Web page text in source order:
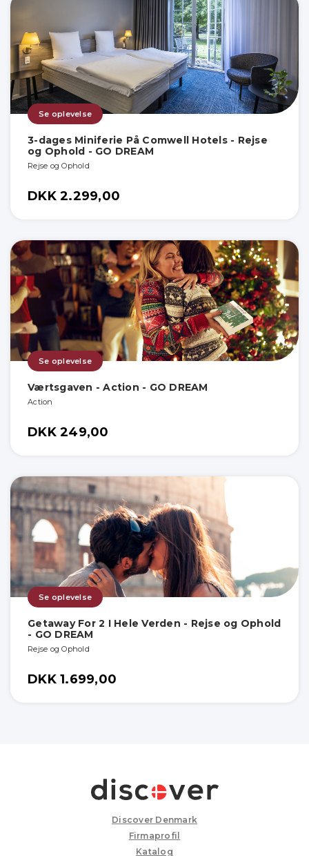
Se oplevelse
3-dages Miniferie På Comwell Hotels - Rejse
og Ophold - GO DREAM
Rejse og Ophold
DKK 2.299,00
Se oplevelse
Værtsgaven - Action - GO DREAM
Action
DKK 249,00
Se oplevelse
Getaway For 2 I Hele Verden - Rejse og Ophold
- GO DREAM
Rejse og Ophold
DKK 1.699,00
Discover Denmark
Firmaprofil
Katalog